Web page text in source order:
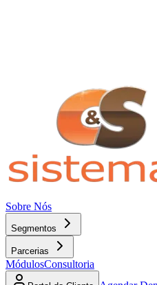
Sobre Nós
Segmentos
Parcerias
MódulosConsultoria